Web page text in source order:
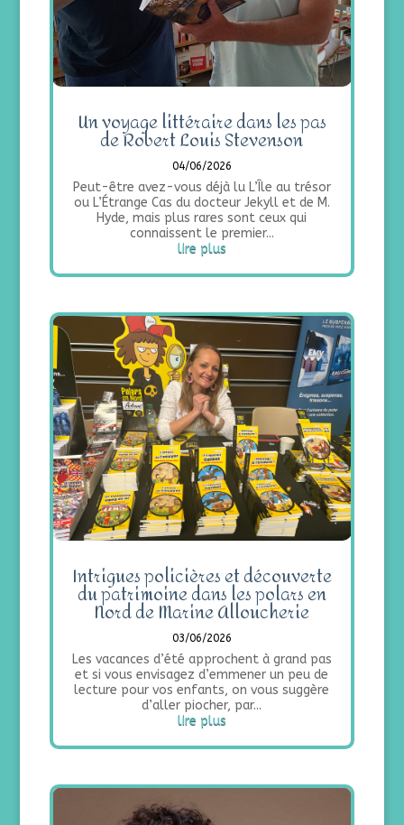
Un voyage littéraire dans les pas
de Robert Louis Stevenson
04/06/2026
Peut-être avez-vous déjà lu L’Île au trésor
ou L’Étrange Cas du docteur Jekyll et de M.
Hyde, mais plus rares sont ceux qui
connaissent le premier...
lire plus
Intrigues policières et découverte
du patrimoine dans les polars en
Nord de Marine Alloucherie
03/06/2026
Les vacances d’été approchent à grand pas
et si vous envisagez d’emmener un peu de
lecture pour vos enfants, on vous suggère
d’aller piocher, par...
lire plus